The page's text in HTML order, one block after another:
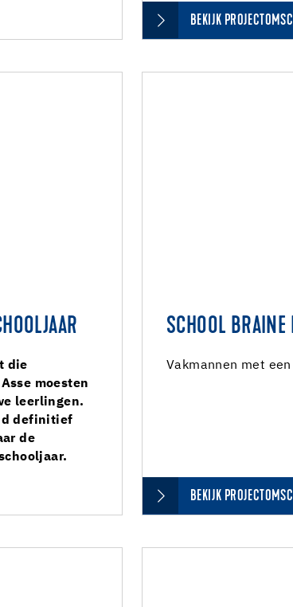
BEKIJK
die
moesten
leerlingen.
definitief
de
SCHOOL BRAINE
Vakmannen met
BEKIJK